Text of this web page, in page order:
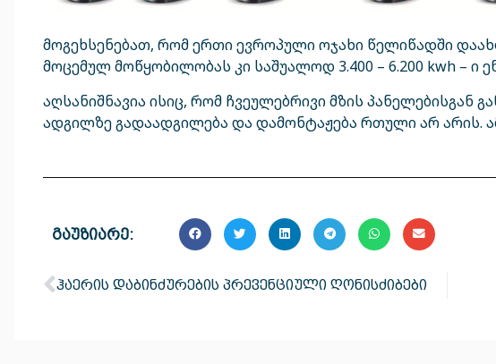
მოგეხსენებათ, რომ ერთი ევროპული ოჯახი წელიწადში
მოცემულ მოწყობილობას კი საშუალოდ 3.400 – 6.200 kwh – ი
აღსანიშნავია ისიც, რომ ჩვეულებრივი მზის პანელებისგან
ადგილზე გადაადგილება და დამონტაჟება რთული არ არის.
გაუზიარე:
ჰაერის დაბინძურების პრევენციული ღონისძიბები